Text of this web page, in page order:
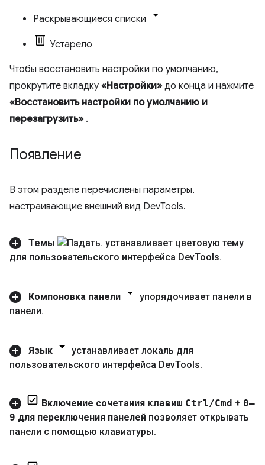
Раскрывающиеся списки
Устарело
Чтобы восстановить настройки по умолчанию,
прокрутите вкладку «Настройки» до конца и нажмите
«Восстановить настройки по умолчанию и
перезагрузить» .
Появление
В этом разделе перечислены параметры,
настраивающие внешний вид DevTools.
Темы
устанавливает цветовую тему
для пользовательского интерфейса DevTools.
Компоновка панели
упорядочивает панели в
панели.
Язык
устанавливает локаль для
пользовательского интерфейса DevTools.
Включение сочетания клавиш Ctrl/Cmd + 0–
9 для переключения панелей позволяет открывать
панели с помощью клавиатуры.